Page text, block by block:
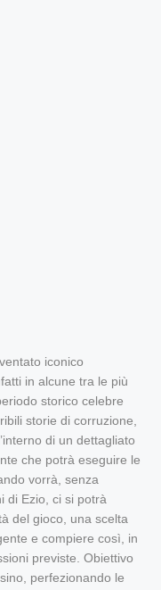
iconico
in alcune tra le più
storico celebre
storie di corruzione,
di un dettagliato
che potrà eseguire le
vorrà, senza
di Ezio, ci si potrà
del gioco, una scelta
e compiere così, in
previste. Obiettivo
perfezionando le